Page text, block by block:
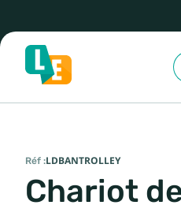
Réf :LDBANTROLLEY
Chariot